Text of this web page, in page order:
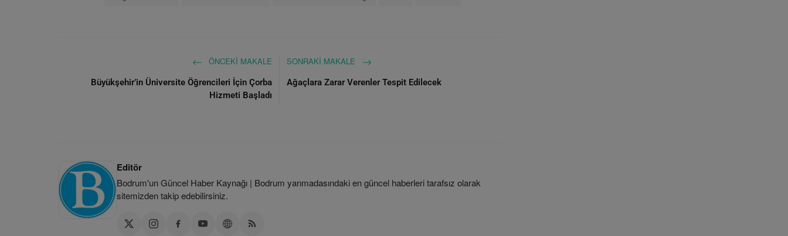
ÖNCEKI MAKALE
Büyükşehir’in Üniversite Öğrencileri İçin Çorba
Hizmeti Başladı
SONRAKI MAKALE
Ağaçlara Zarar Verenler Tespit Edilecek
Editör
Bodrum'un Güncel Haber Kaynağı | Bodrum yarımadasındaki en güncel haberleri tarafsız olarak
sitemizden takip edebilirsiniz.